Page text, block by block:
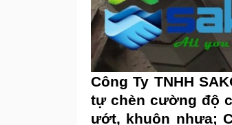
Công Ty TNHH
tự chèn cường độ
ướt, khuôn nhựa;